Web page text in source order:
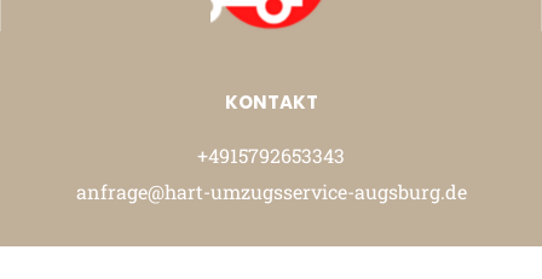
KONTAKT
+4915792653343
anfrage@hart-umzugsservice-augsburg.de